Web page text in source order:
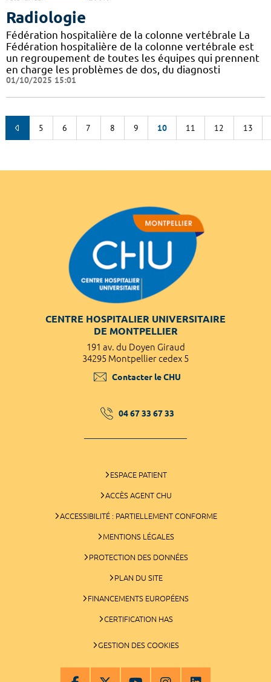
Radiologie
Fédération hospitalière de la colonne vertébrale La
Fédération hospitalière de la colonne vertébrale est
un regroupement de toutes les équipes qui prennent
en charge les problèmes de dos, du diagnosti
01/10/2025 15:01
5 6 7 8 9 10 11 12 13
CENTRE HOSPITALIER UNIVERSITAIRE
DE MONTPELLIER
191 av. du Doyen Giraud
34295 Montpellier cedex 5
Contacter le CHU
04 67 33 67 33
ESPACE PATIENT
ACCÈS AGENT CHU
ACCESSIBILITÉ : PARTIELLEMENT CONFORME
MENTIONS LÉGALES
PROTECTION DES DONNÉES
PLAN DU SITE
FINANCEMENTS EUROPÉENS
CERTIFICATION HAS
GESTION DES COOKIES